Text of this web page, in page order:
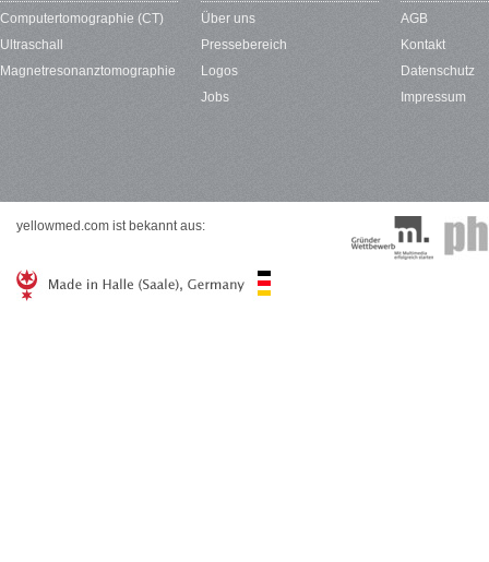
Computertomographie (CT)
Ultraschall
Magnetresonanztomographie
Über uns
Pressebereich
Logos
Jobs
AGB
Kontakt
Datenschutz
Impressum
yellowmed.com ist bekannt aus: